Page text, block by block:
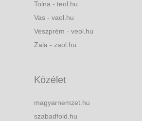
Tolna - teol.hu
Vas - vaol.hu
Veszprém - veol.hu
Zala - zaol.hu
Közélet
magyarnemzet.hu
szabadfold.hu